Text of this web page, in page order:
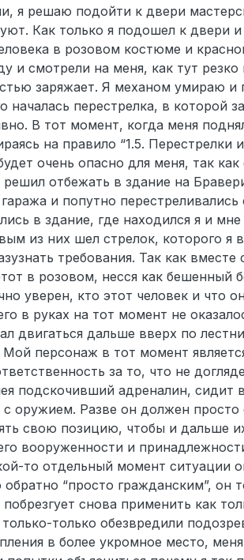
я решаю подойти к двери
Как только я подошел к двери
в розовом костюме и
смотрели на меня, как тут резко
заряжает. Я механом умираю и
перестрелка, в которой
В тот момент, когда меня
на правило “1.5. Перестрелки
очень опасно для меня, так
отбежать в здание на
и попутно перестреливались
в здание, где находился я и
из них шел стрелок, которого я
требования. Так как
в розовом, несся как бешенный
уверен, кто этот человек и что
в руках на тот момент не
двигаться дальше вверх по
персонаж в тот момент
за то, что не
подскочивший адреналин, сидит
оружием. Разве он должен просто
свою позицию, чтобы и дальше
вооруженности и
то отдельный момент ситуации
“просто гражданским”, он
снова применить как
только обезвредили
в более укромное место,